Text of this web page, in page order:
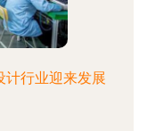
计行业迎来发展